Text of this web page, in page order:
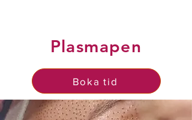
Plasmapen
Boka tid